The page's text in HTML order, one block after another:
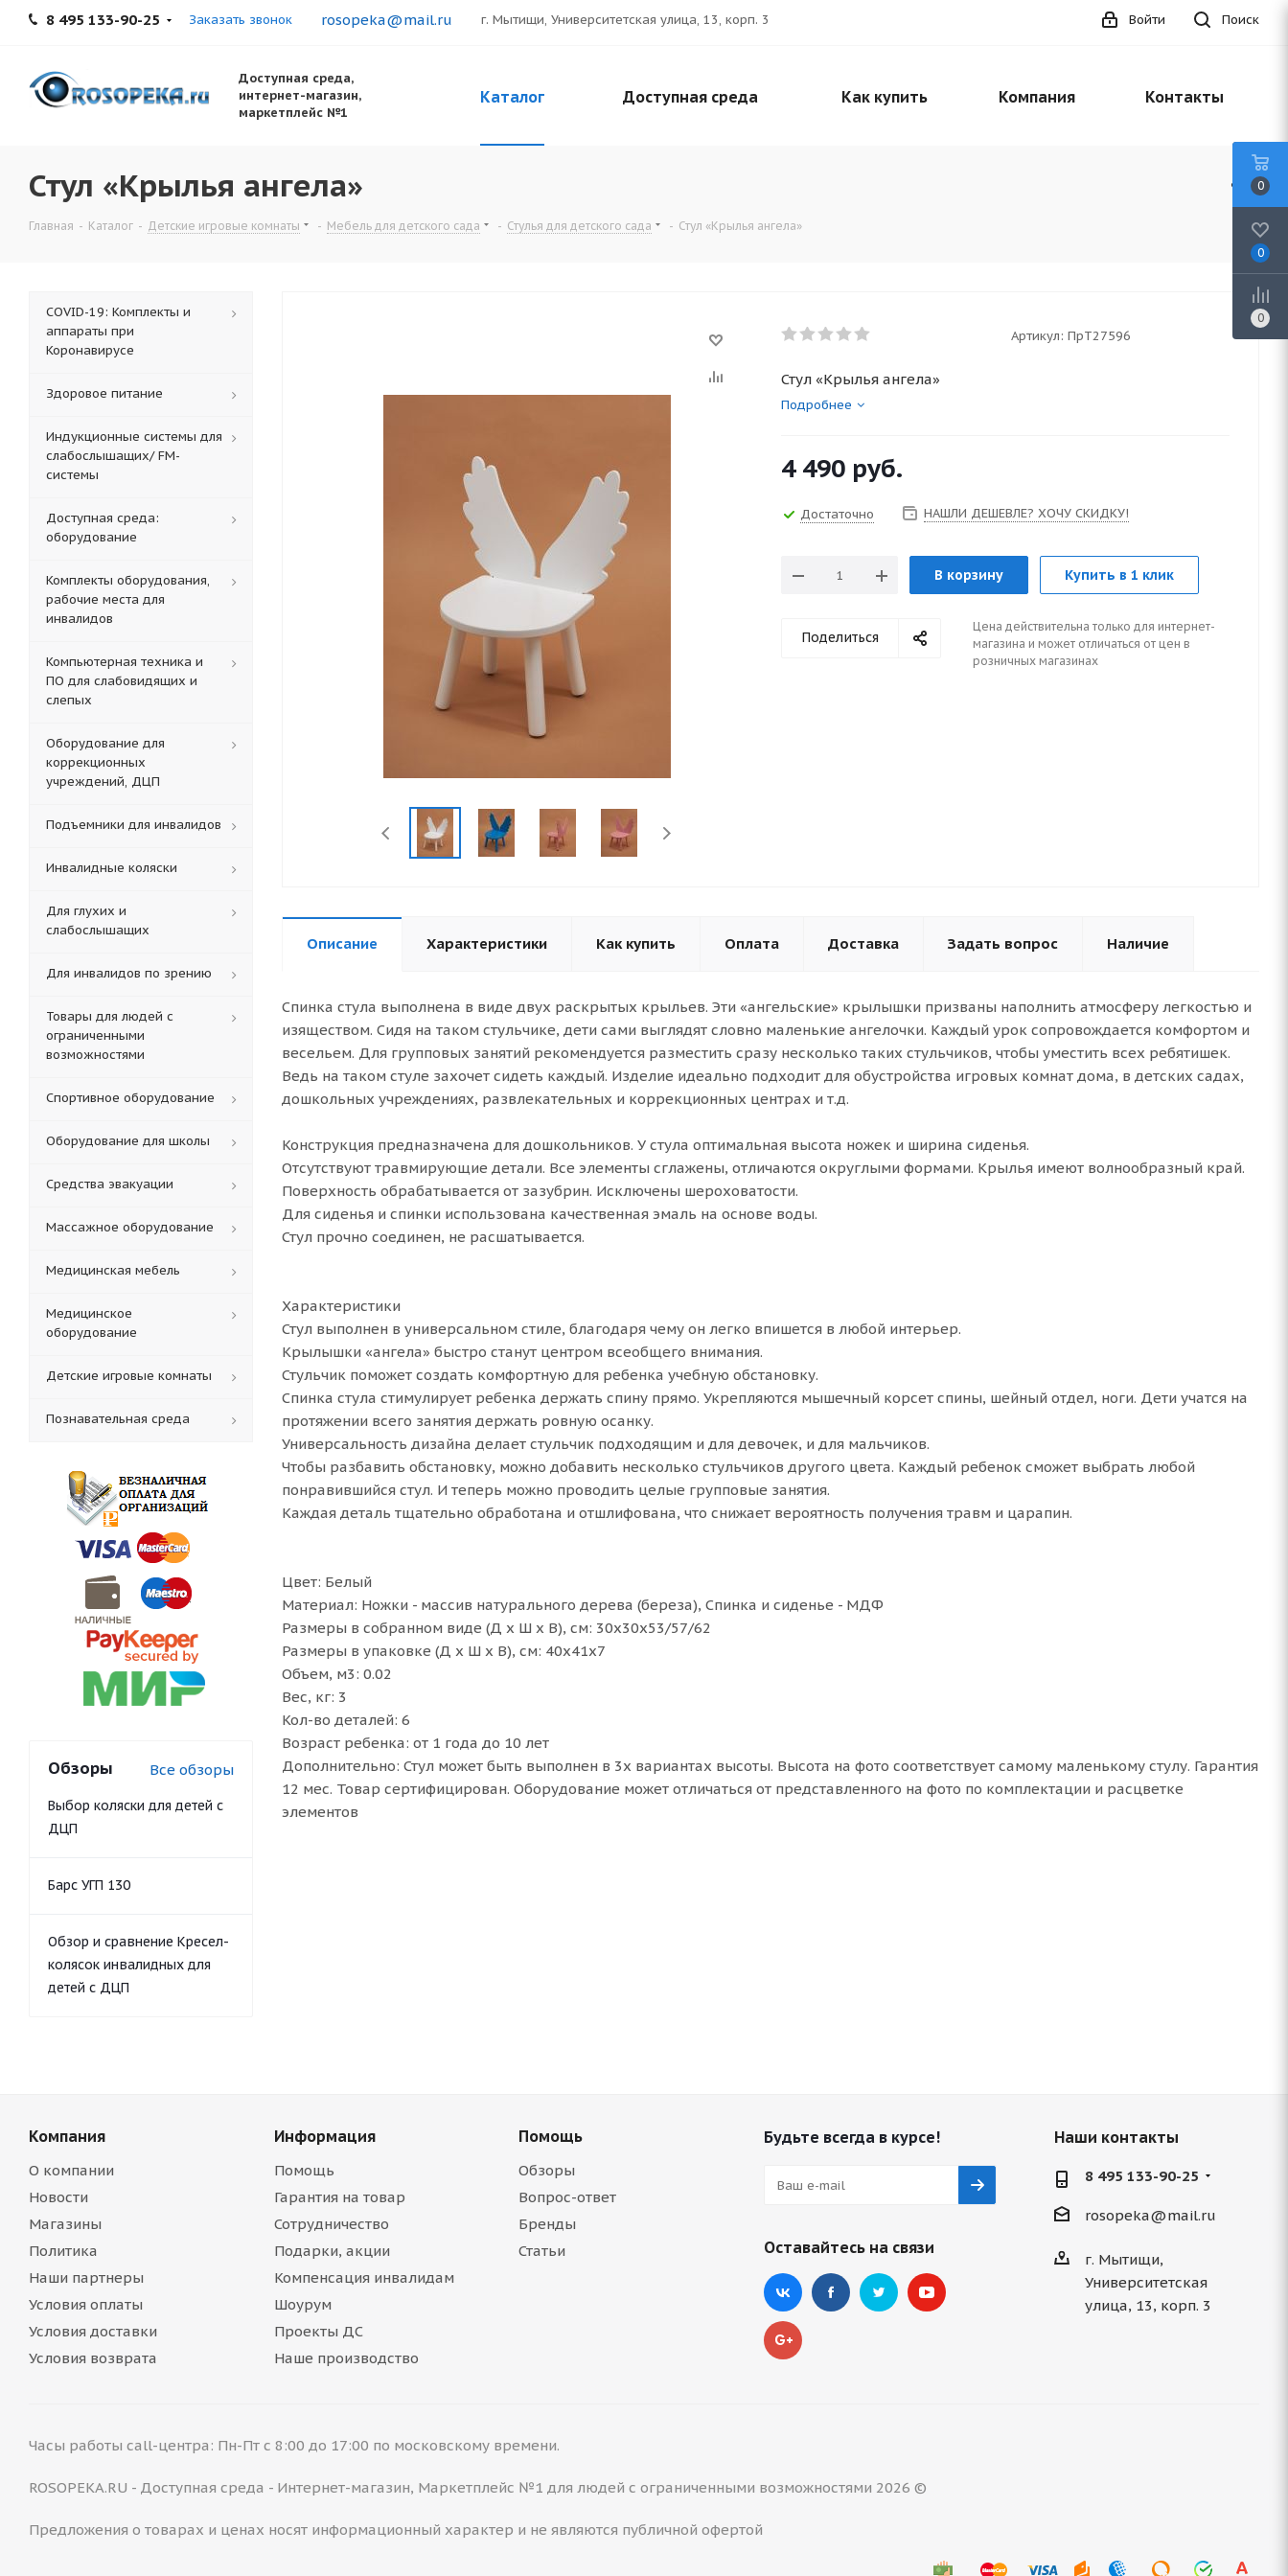
8 495 133-90-25 Заказать звонок rosopeka@mail.ru г. Мытищи, Университетская улица, 13, корп. 3 Поиск
Войти
Доступная среда,
интернет-магазин,
маркетплейс №1
Каталог Доступная среда Как купить Компания Контакты
Стул «Крылья ангела»
Главная - Каталог - Детские игровые комнаты - Мебель для детского сада - Стулья для детского сада - Стул «Крылья ангела»
Артикул: ПрТ27596
Стул «Крылья ангела»
Подробнее
4 490 руб.
Достаточно НАШЛИ ДЕШЕВЛЕ? ХОЧУ СКИДКУ!
В корзину Купить в 1 клик
Поделиться
Цена действительна только для интернет-
магазина и может отличаться от цен в
розничных магазинах
Описание Характеристики Как купить Оплата Доставка Задать вопрос Наличие
Спинка стула выполнена в виде двух раскрытых крыльев. Эти «ангельские» крылышки призваны наполнить атмосферу легкостью и
изяществом. Сидя на таком стульчике, дети сами выглядят словно маленькие ангелочки. Каждый урок сопровождается комфортом и
весельем. Для групповых занятий рекомендуется разместить сразу несколько таких стульчиков, чтобы уместить всех ребятишек.
Ведь на таком стуле захочет сидеть каждый. Изделие идеально подходит для обустройства игровых комнат дома, в детских садах,
дошкольных учреждениях, развлекательных и коррекционных центрах и т.д.
Конструкция предназначена для дошкольников. У стула оптимальная высота ножек и ширина сиденья.
Отсутствуют травмирующие детали. Все элементы сглажены, отличаются округлыми формами. Крылья имеют волнообразный край.
Поверхность обрабатывается от зазубрин. Исключены шероховатости.
Для сиденья и спинки использована качественная эмаль на основе воды.
Стул прочно соединен, не расшатывается.
Характеристики
Стул выполнен в универсальном стиле, благодаря чему он легко впишется в любой интерьер.
Крылышки «ангела» быстро станут центром всеобщего внимания.
Стульчик поможет создать комфортную для ребенка учебную обстановку.
Спинка стула стимулирует ребенка держать спину прямо. Укрепляются мышечный корсет спины, шейный отдел, ноги. Дети учатся на
протяжении всего занятия держать ровную осанку.
Универсальность дизайна делает стульчик подходящим и для девочек, и для мальчиков.
Чтобы разбавить обстановку, можно добавить несколько стульчиков другого цвета. Каждый ребенок сможет выбрать любой
понравившийся стул. И теперь можно проводить целые групповые занятия.
Каждая деталь тщательно обработана и отшлифована, что снижает вероятность получения травм и царапин.
Цвет: Белый
Материал: Ножки - массив натурального дерева (береза), Спинка и сиденье - МДФ
Размеры в собранном виде (Д х Ш х В), см: 30х30х53/57/62
Размеры в упаковке (Д х Ш х В), см: 40х41х7
Объем, м3: 0.02
Вес, кг: 3
Кол-во деталей: 6
Возраст ребенка: от 1 года до 10 лет
Дополнительно: Стул может быть выполнен в 3х вариантах высоты. Высота на фото соответствует самому маленькому стулу. Гарантия
12 мес. Товар сертифицирован. Оборудование может отличаться от представленного на фото по комплектации и расцветке
элементов
COVID-19: Комплекты и
аппараты при
Коронавирусе
Здоровое питание
Индукционные системы для
слабослышащих/ FM-
системы
Доступная среда:
оборудование
Комплекты оборудования,
рабочие места для
инвалидов
Компьютерная техника и
ПО для слабовидящих и
слепых
Оборудование для
коррекционных
учреждений, ДЦП
Подъемники для инвалидов
Инвалидные коляски
Для глухих и
слабослышащих
Для инвалидов по зрению
Товары для людей с
ограниченными
возможностями
Спортивное оборудование
Оборудование для школы
Средства эвакуации
Массажное оборудование
Медицинская мебель
Медицинское
оборудование
Детские игровые комнаты
Познавательная среда
Обзоры Все обзоры
Выбор коляски для детей с
ДЦП
Барс УГП 130
Обзор и сравнение Кресел-
колясок инвалидных для
детей с ДЦП
Компания
О компании
Новости
Магазины
Политика
Наши партнеры
Условия оплаты
Условия доставки
Условия возврата
Информация
Помощь
Гарантия на товар
Сотрудничество
Подарки, акции
Компенсация инвалидам
Шоурум
Проекты ДС
Наше производство
Помощь
Обзоры
Вопрос-ответ
Бренды
Статьи
Будьте всегда в курсе!
Оставайтесь на связи
Наши контакты
8 495 133-90-25
rosopeka@mail.ru
г. Мытищи,
Университетская
улица, 13, корп. 3
Часы работы call-центра: Пн-Пт с 8:00 до 17:00 по московскому времени.
ROSOPEKA.RU - Доступная среда - Интернет-магазин, Маркетплейс №1 для людей с ограниченными возможностями 2026 ©
Предложения о товарах и ценах носят информационный характер и не являются публичной офертой
0
0
0